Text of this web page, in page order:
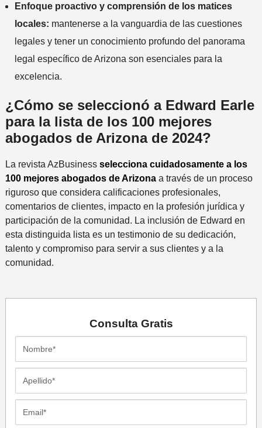
Enfoque proactivo y comprensión de los matices
locales: mantenerse a la vanguardia de las cuestiones
legales y tener un conocimiento profundo del panorama
legal específico de Arizona son esenciales para la
excelencia.
¿Cómo se seleccionó a Edward Earle
para la lista de los 100 mejores
abogados de Arizona de 2024?
La revista AzBusiness selecciona cuidadosamente a los
100 mejores abogados de Arizonaa través de un proceso
riguroso que considera calificaciones profesionales,
comentarios de clientes, impacto en la profesión jurídica y
participación de la comunidad. La inclusión de Edward en
esta distinguida lista es un testimonio de su dedicación,
talento y compromiso para servir a sus clientes y a la
comunidad.
Consulta Gratis